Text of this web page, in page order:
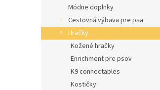
Módne doplnky
Cestovná výbava pre psa
Hračky
Kožené hračky
Enrichment pre psov
K9 connectables
Kostičky